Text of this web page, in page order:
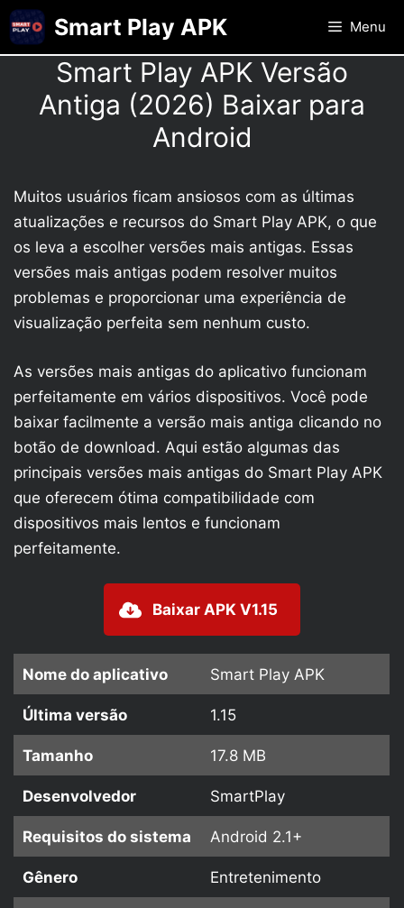
Skip
to
Smart Play APK Menu
Smart Play APK Versão
Antiga (2026) Baixar para
Android
Muitos usuários ficam ansiosos com as últimas
atualizações e recursos do Smart Play APK, o que
os leva a escolher versões mais antigas. Essas
versões mais antigas podem resolver muitos
problemas e proporcionar uma experiência de
visualização perfeita sem nenhum custo.
As versões mais antigas do aplicativo funcionam
perfeitamente em vários dispositivos. Você pode
baixar facilmente a versão mais antiga clicando no
botão de download. Aqui estão algumas das
principais versões mais antigas do Smart Play APK
que oferecem ótima compatibilidade com
dispositivos mais lentos e funcionam
perfeitamente.
Baixar APK V1.15
Nome do aplicativo Smart Play APK
Última versão 1.15
Tamanho 17.8 MB
Desenvolvedor SmartPlay
Requisitos do sistema Android 2.1+
Gênero Entretenimento